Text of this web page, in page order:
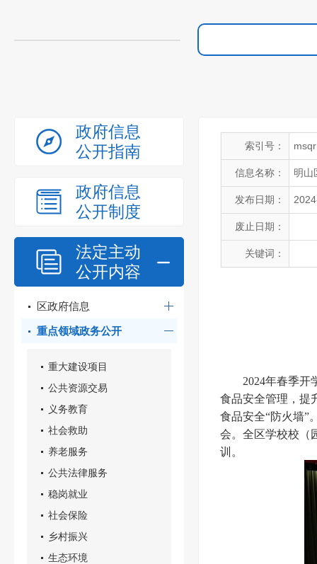
政府信息
公开指南
政府信息
公开制度
法定主动
公开内容
区政府信息
重点领域政务公开
重大建设项目
公共资源交易
义务教育
社会救助
养老服务
公共法律服务
稳岗就业
社会保险
乡村振兴
生态环境
索引号：
信息名称： 明山
发布日期：
废止日期：
关键词：
2024年春季开学
食品安全管理，提
食品安全“防火墙”
会。全区学校校（
训。